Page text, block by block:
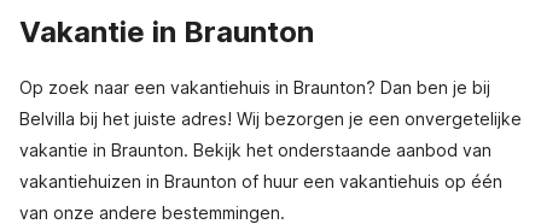
Vakantie in Braunton
Op zoek naar een vakantiehuis in Braunton? Dan ben je bij
Belvilla bij het juiste adres! Wij bezorgen je een onvergetelijke
vakantie in Braunton. Bekijk het onderstaande aanbod van
vakantiehuizen in Braunton of huur een vakantiehuis op één
van onze andere bestemmingen.